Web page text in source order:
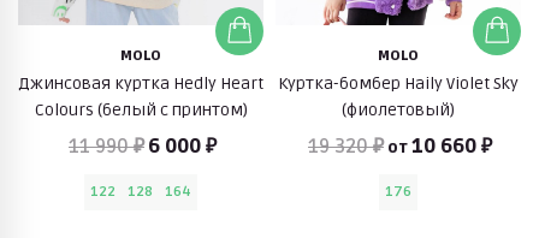
MOLO
Джинсовая куртка Hedly Heart
Colours (белый с принтом)
11 990 ₽ 6 000 ₽
122 128 164
MOLO
Куртка-бомбер Haily Violet Sky
(фиолетовый)
19 320 ₽ от10 660 ₽
176